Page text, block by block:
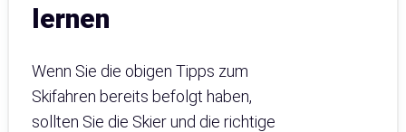
lernen
Wenn Sie die obigen Tipps zum
Skifahren bereits befolgt haben,
sollten Sie die Skier und die richtige